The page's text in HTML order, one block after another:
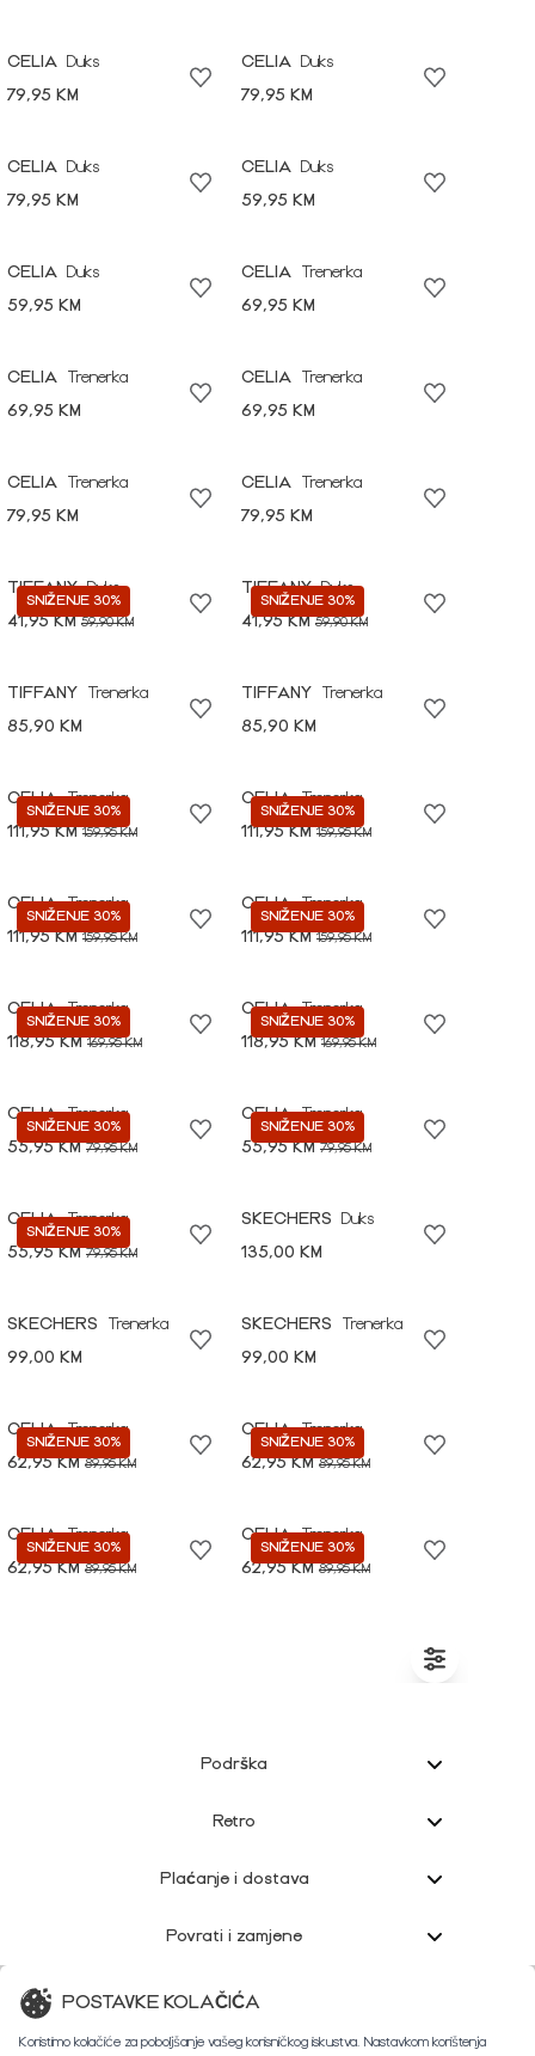
CELIA
Duks
79,95 KM
CELIA
Duks
79,95 KM
CELIA
Duks
79,95 KM
CELIA
Duks
59,95 KM
CELIA
Duks
59,95 KM
CELIA
Trenerka
69,95 KM
CELIA
Trenerka
69,95 KM
CELIA
Trenerka
69,95 KM
CELIA
Trenerka
79,95 KM
CELIA
Trenerka
79,95 KM
SNIŽENJE 30%
TIFFANY Duks
41,95 KM59,90 KM
SNIŽENJE 30%
TIFFANY Duks
41,95 KM59,90 KM
TIFFANY
Trenerka
85,90 KM
TIFFANY
Trenerka
85,90 KM
SNIŽENJE 30%
CELIA Trenerka
111,95 KM159,95 KM
SNIŽENJE 30%
CELIA Trenerka
111,95 KM159,95 KM
SNIŽENJE 30%
CELIA Trenerka
111,95 KM159,95 KM
SNIŽENJE 30%
CELIA Trenerka
111,95 KM159,95 KM
SNIŽENJE 30%
CELIA Trenerka
118,95 KM169,95 KM
SNIŽENJE 30%
CELIA Trenerka
118,95 KM169,95 KM
SNIŽENJE 30%
CELIA Trenerka
55,95 KM79,95 KM
SNIŽENJE 30%
CELIA Trenerka
55,95 KM79,95 KM
SNIŽENJE 30%
CELIA Trenerka
55,95 KM79,95 KM
SKECHERS
Duks
135,00 KM
SKECHERS
Trenerka
99,00 KM
SKECHERS
Trenerka
99,00 KM
SNIŽENJE 30%
CELIA Trenerka
62,95 KM89,95 KM
SNIŽENJE 30%
CELIA Trenerka
62,95 KM89,95 KM
SNIŽENJE 30%
CELIA Trenerka
62,95 KM89,95 KM
SNIŽENJE 30%
CELIA Trenerka
62,95 KM89,95 KM
Podrška
Retro
Plaćanje i dostava
Povrati i zamjene
Korisnička podrška
POSTAVKE KOLAČIĆA
Koristimo kolačiće za poboljšanje vašeg korisničkog iskustva. Nastavkom korištenja